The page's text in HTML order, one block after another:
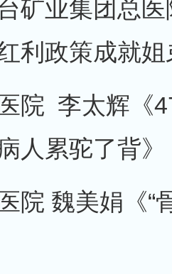
矿业集团总
利政策成就
院 李太辉《
人累驼了背》
院 魏美娟《“